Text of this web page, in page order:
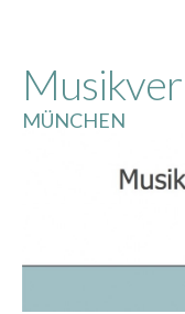
content
MÜNCHEN